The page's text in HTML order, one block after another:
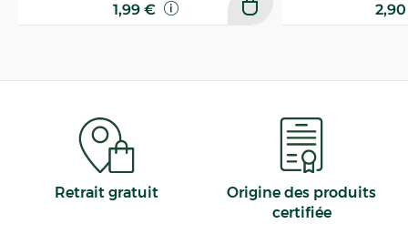
1,99 €
Retrait gratuit
Origine des produits
certifiée